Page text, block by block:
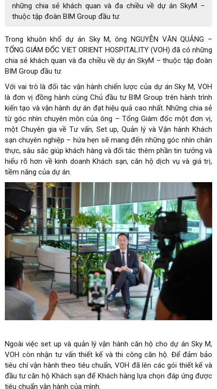
những chia sẻ khách quan và đa chiều về dự án SkyM –
thuộc tập đoàn BIM Group đầu tư.
Trong khuôn khổ dự án Sky M, ông NGUYỄN VĂN QUẢNG –
TỔNG GIÁM ĐỐC VIET ORIENT HOSPITALITY (VOH) đã có những
chia sẻ khách quan và đa chiều về dự án SkyM – thuộc tập đoàn
BIM Group đầu tư.
Với vai trò là đối tác vận hành chiến lược của dự án Sky M, VOH
là đơn vị đồng hành cùng Chủ đầu tư BIM Group trên hành trình
kiến tạo và vận hành dự án đạt hiệu quả cao nhất. Những chia sẻ
từ góc nhìn chuyên môn của ông – Tổng Giám đốc một đơn vị,
một Chuyên gia về Tư vấn, Set up, Quản lý và Vận hành Khách
sạn chuyên nghiệp – hứa hẹn sẽ mang đến những góc nhìn chân
thực, sâu sắc giúp khách hàng và đối tác thêm phần tin tưởng và
hiểu rõ hơn về kinh doanh Khách sạn, căn hộ dịch vụ và giá trị,
tiềm năng của dự án.
Ngoài việc set up và quản lý vận hành căn hộ cho dự án Sky M,
VOH còn nhận tư vấn thiết kế và thi công căn hộ. Để đảm bảo
tiêu chí vận hành theo tiêu chuẩn, VOH đã lên các gói thiết kế và
đầu tư căn hộ Khách sạn để Khách hàng lựa chọn đáp ứng được
tiêu chuẩn vận hành của mình.